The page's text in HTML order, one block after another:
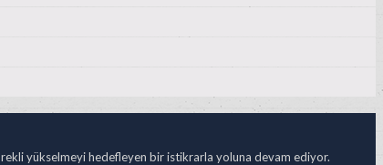
yükselmeyi hedefleyen bir istikrarla yoluna devam ediyor.